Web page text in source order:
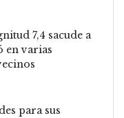
7,4 sacude a
en varias
para sus